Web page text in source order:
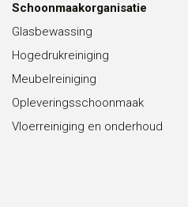
Schoonmaakorganisatie
Glasbewassing
Hogedrukreiniging
Meubelreiniging
Opleveringsschoonmaak
Vloerreiniging en onderhoud